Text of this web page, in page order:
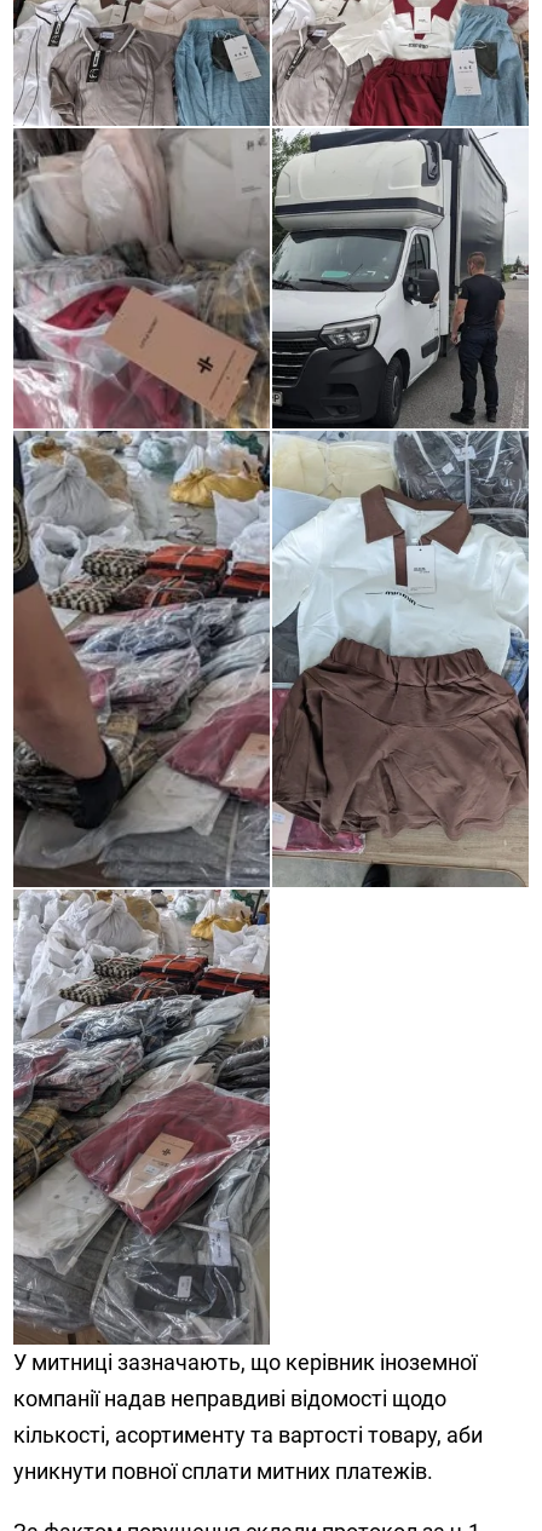
У митниці зазначають, що керівник іноземної
компанії надав неправдиві відомості щодо
кількості, асортименту та вартості товару, аби
уникнути повної сплати митних платежів.